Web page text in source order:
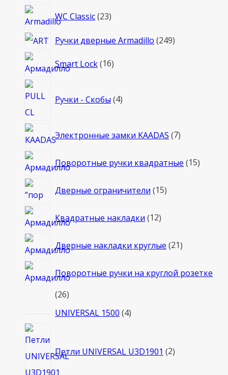
WC Classic 2323
Ручки дверные Armadillo 249249
Smart Lock 1616
Ручки - Скобы 4товара
Электронные замки KAADAS 77
Поворотные ручки квадратные 1515
Дверные ограничители 1515
Квадратные накладки 1212
Дверные накладки круглые 2121
Поворотные ручки на круглой розетке
2626
товаров
UNIVERSAL 1500 44
Петли UNIVERSAL U3D1901 2товара